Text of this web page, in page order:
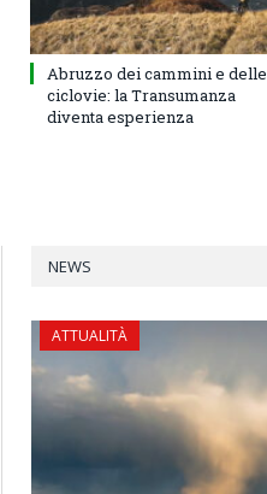
Abruzzo dei cammini e delle
ciclovie: la Transumanza
diventa esperienza
NEWS
ATTUALITÀ